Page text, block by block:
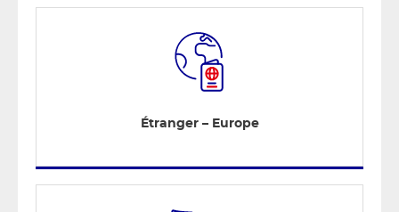
Étranger – Europe